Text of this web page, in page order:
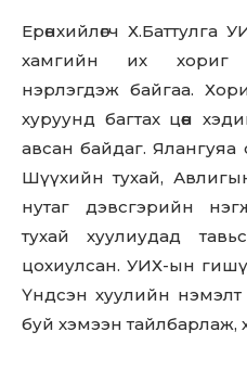
Ерөнхийлөгч
хамгийн их хориг
нэрлэгдэж байгаа.
хуруунд багтах цөөн
авсан байдаг. Ялангуяа
Шүүхийн тухай,
нутаг дэвсгэрийн
тухай хуулиудад
цохиулсан. УИХ-ын
Үндсэн хуулийн нэмэлт
буй хэмээн тайлбарлаж,